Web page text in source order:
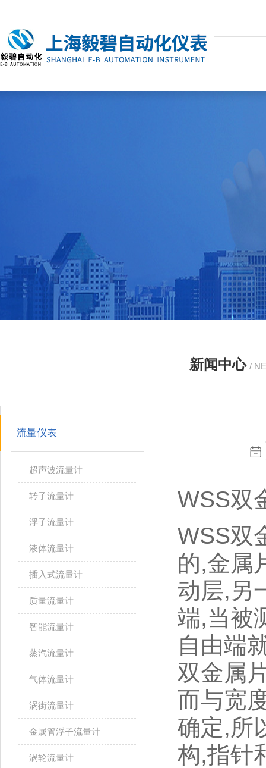
流量仪表
超声波流量计
转子流量计
浮子流量计
液体流量计
插入式流量计
质量流量计
智能流量计
蒸汽流量计
气体流量计
涡街流量计
金属管浮子流量计
涡轮流量计
新闻中心 /
WSS双
WSS双
的,金属
动层, 另
端,当被
自由端
双金属
而与宽
确定,所
构,指针